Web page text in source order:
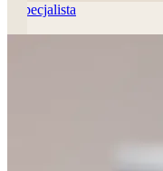
specjalista